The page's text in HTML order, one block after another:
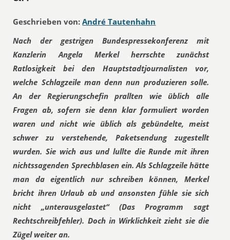
Geschrieben von: André Tautenhahn
Nach der gestrigen Bundespressekonferenz mit
Kanzlerin Angela Merkel herrschte zunächst
Ratlosigkeit bei den Hauptstadtjournalisten vor,
welche Schlagzeile man denn nun produzieren solle.
An der Regierungschefin prallten wie üblich alle
Fragen ab, sofern sie denn klar formuliert worden
waren und nicht wie üblich als gebündelte, meist
schwer zu verstehende, Paketsendung zugestellt
wurden. Sie wich aus und lullte die Runde mit ihren
nichtssagenden Sprechblasen ein. Als Schlagzeile hätte
man da eigentlich nur schreiben können, Merkel
bricht ihren Urlaub ab und ansonsten fühle sie sich
nicht „unterausgelastet“ (Das Programm sagt
Rechtschreibfehler). Doch in Wirklichkeit zieht sie die
Zügel weiter an.